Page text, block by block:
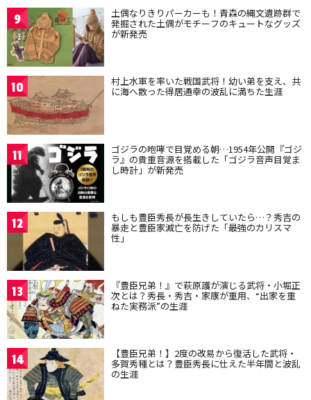
9 土偶なりきりパーカーも！青森の縄文遺跡群で
発掘された土偶がモチーフのキュートなグッズ
が新発売
10 村上水軍を率いた戦国武将！幼い弟を支え、共
に海へ散った得居通幸の波乱に満ちた生涯
11 ゴジラの咆哮で目覚める朝…1954年公開『ゴジ
ラ』の貴重音源を搭載した「ゴジラ音声目覚ま
し時計」が新発売
12 もしも豊臣秀長が長生きしていたら…？秀吉の
暴走と豊臣家滅亡を防げた「最強のカリスマ
性」
13 『豊臣兄弟！』で萩原護が演じる武将・小堀正
次とは？秀長・秀吉・家康が重用、“出家を重
ねた実務派”の生涯
14 【豊臣兄弟！】2度の改易から復活した武将・
多賀秀種とは？豊臣秀長に仕えた半年間と波乱
の生涯